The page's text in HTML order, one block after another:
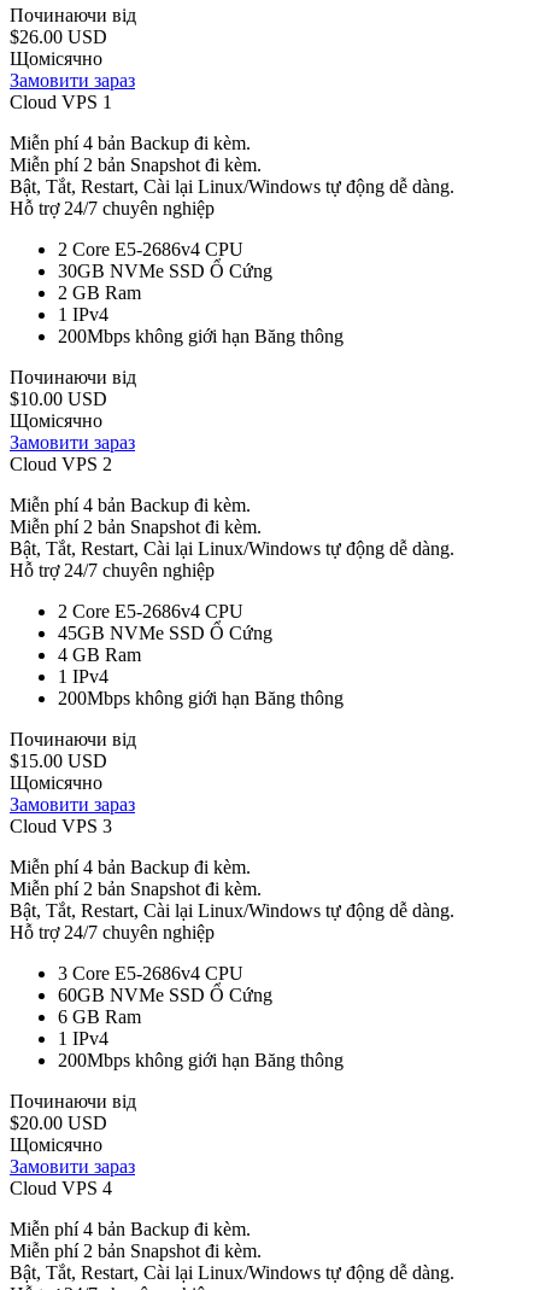
Починаючи від
$26.00 USD
Щомісячно
Замовити зараз
Cloud VPS 1
Miễn phí 4 bản Backup đi kèm.
Miễn phí 2 bản Snapshot đi kèm.
Bật, Tắt, Restart, Cài lại Linux/Windows tự động dễ dàng.
Hỗ trợ 24/7 chuyên nghiệp
2 Core E5-2686v4 CPU
30GB NVMe SSD Ổ Cứng
2 GB Ram
1 IPv4
200Mbps không giới hạn Băng thông
Починаючи від
$10.00 USD
Щомісячно
Замовити зараз
Cloud VPS 2
Miễn phí 4 bản Backup đi kèm.
Miễn phí 2 bản Snapshot đi kèm.
Bật, Tắt, Restart, Cài lại Linux/Windows tự động dễ dàng.
Hỗ trợ 24/7 chuyên nghiệp
2 Core E5-2686v4 CPU
45GB NVMe SSD Ổ Cứng
4 GB Ram
1 IPv4
200Mbps không giới hạn Băng thông
Починаючи від
$15.00 USD
Щомісячно
Замовити зараз
Cloud VPS 3
Miễn phí 4 bản Backup đi kèm.
Miễn phí 2 bản Snapshot đi kèm.
Bật, Tắt, Restart, Cài lại Linux/Windows tự động dễ dàng.
Hỗ trợ 24/7 chuyên nghiệp
3 Core E5-2686v4 CPU
60GB NVMe SSD Ổ Cứng
6 GB Ram
1 IPv4
200Mbps không giới hạn Băng thông
Починаючи від
$20.00 USD
Щомісячно
Замовити зараз
Cloud VPS 4
Miễn phí 4 bản Backup đi kèm.
Miễn phí 2 bản Snapshot đi kèm.
Bật, Tắt, Restart, Cài lại Linux/Windows tự động dễ dàng.